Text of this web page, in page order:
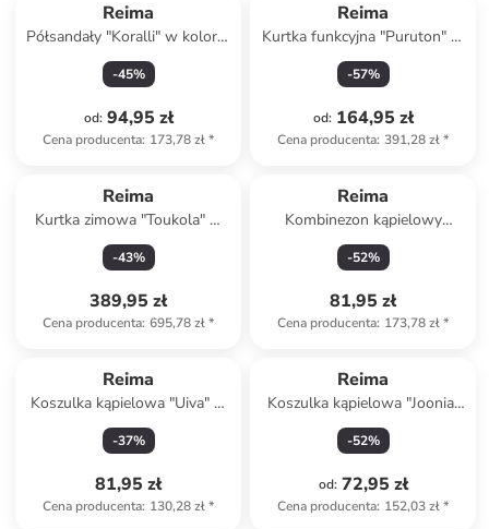
Reima
Półsandały "Koralli" w kolorze
różowo-pomarańczowym
-45%
od: 94,95 zł
Cena producenta: 173,78 zł*
Reima
Kurtka funkcyjna "Puruton" w
kolorze jasnoróżowym
-57%
od: 164,95 zł
Cena producenta: 391,28 zł*
Reima
Kurtka zimowa "Toukola" w
kolorze jasnobrązowym
-43%
389,95 zł
Cena producenta: 695,78 zł*
Reima
Kombinezon kąpielowy
"Atlantti" w kolorze
niebieskim
-52%
81,95 zł
Cena producenta: 173,78 zł*
Reima
Koszulka kąpielowa "Uiva" w
kolorze granatowym
-37%
81,95 zł
Cena producenta: 130,28 zł*
Reima
Koszulka kąpielowa "Joonia"
w kolorze różowym
-52%
od: 72,95 zł
Cena producenta: 152,03 zł*